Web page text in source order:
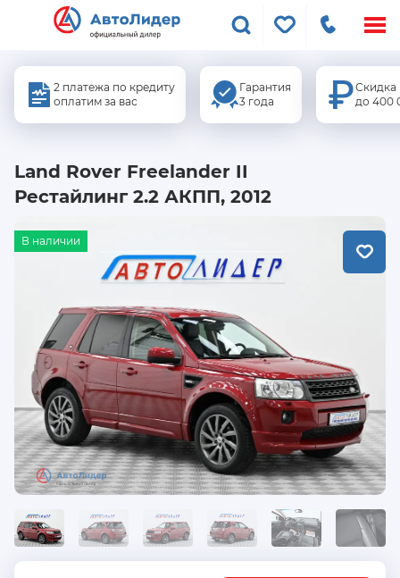
2 платежа по кредиту
оплатим за вас
Гарантия
3 года
Скидка
до 400
Land Rover Freelander II
Рестайлинг 2.2 АКПП, 2012
В наличии